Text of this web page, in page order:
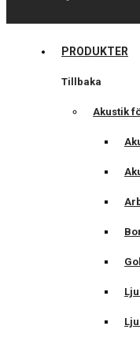
PRODUKTER
Tillbaka
Akustik